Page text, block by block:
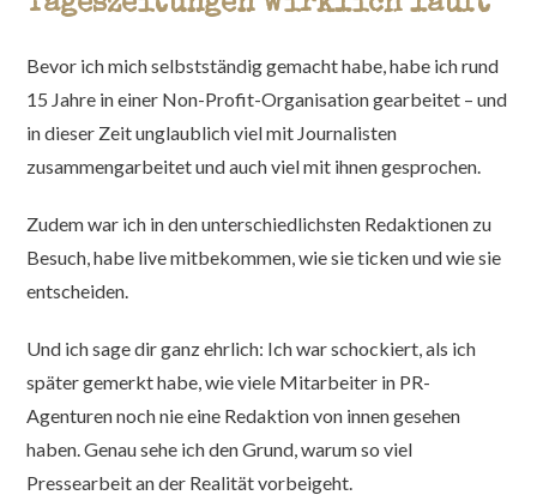
Bevor ich mich selbstständig gemacht habe, habe ich rund
15 Jahre in einer Non-Profit-Organisation gearbeitet – und
in dieser Zeit unglaublich viel mit Journalisten
zusammengarbeitet und auch viel mit ihnen gesprochen.
Zudem war ich in den unterschiedlichsten Redaktionen zu
Besuch, habe live mitbekommen, wie sie ticken und wie sie
entscheiden.
Und ich sage dir ganz ehrlich: Ich war schockiert, als ich
später gemerkt habe, wie viele Mitarbeiter in PR-
Agenturen noch nie eine Redaktion von innen gesehen
haben. Genau sehe ich den Grund, warum so viel
Pressearbeit an der Realität vorbeigeht.